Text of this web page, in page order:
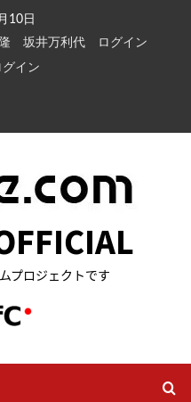
10日
坂井万利代
ログイン
イン
プロジェクトです